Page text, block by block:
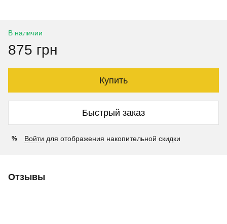
В наличии
875 грн
Купить
Быстрый заказ
% Войти для отображения накопительной скидки
Отзывы